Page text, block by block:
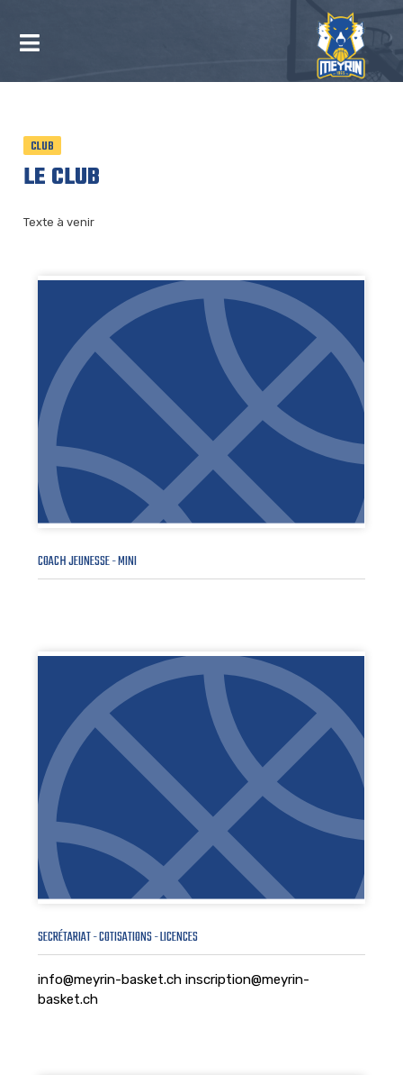
CLUB
LE CLUB
Texte à venir
COACH JEUNESSE - MINI
SECRÉTARIAT - COTISATIONS - LICENCES
info@meyrin-basket.ch inscription@meyrin-
basket.ch